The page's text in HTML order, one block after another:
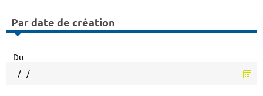
Par date de création
Du